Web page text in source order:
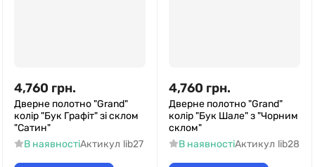
4,760 грн.
Дверне полотно "Grand"
колір "Бук Графіт" зі склом
"Сатин"
В наявностіАктикул lib27
4,760 грн.
Дверне полотно "Grand"
колір "Бук Шале" з "Чорним
склом"
В наявностіАктикул lib28